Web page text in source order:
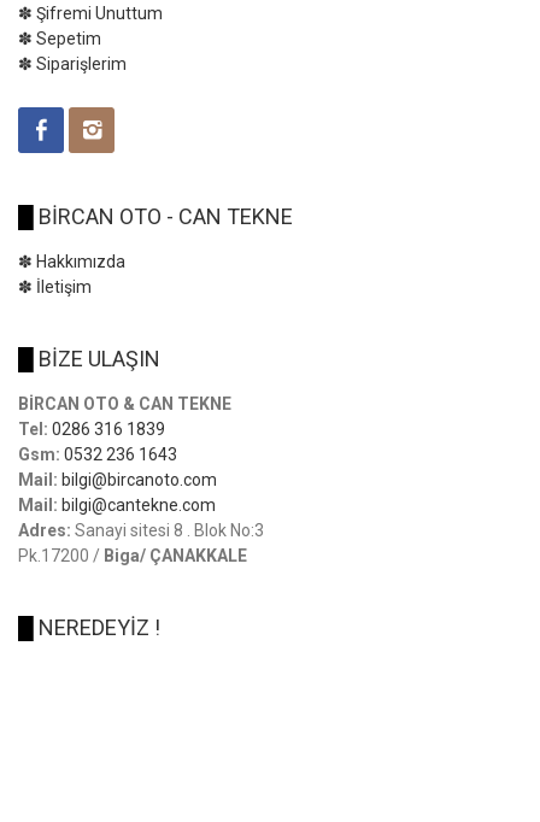
✽ Şifremi Unuttum
✽ Sepetim
✽ Siparişlerim
BİRCAN OTO - CAN TEKNE
✽ Hakkımızda
✽ İletişim
BİZE ULAŞIN
BİRCAN OTO & CAN TEKNE
Tel: 0286 316 1839
Gsm: 0532 236 1643
Mail: bilgi@bircanoto.com
Mail: bilgi@cantekne.com
Adres: Sanayi sitesi 8 . Blok No:3
Pk.17200 / Biga/ ÇANAKKALE
NEREDEYİZ !